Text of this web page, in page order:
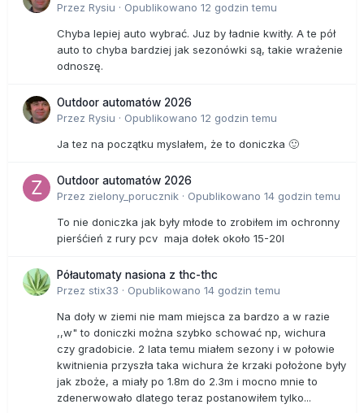
Przez Rysiu · Opublikowano 12 godzin temu
Chyba lepiej auto wybrać. Juz by ładnie kwitły. A te pół
auto to chyba bardziej jak sezonówki są, takie wrażenie
odnoszę.
Outdoor automatów 2026
Przez Rysiu · Opublikowano 12 godzin temu
Ja tez na początku myslałem, że to doniczka 🙂
Outdoor automatów 2026
Przez zielony_porucznik · Opublikowano 14 godzin temu
To nie doniczka jak były młode to zrobiłem im ochronny
pierśćień z rury pcv maja dołek około 15-20l
Półautomaty nasiona z thc-thc
Przez stix33 · Opublikowano 14 godzin temu
Na doły w ziemi nie mam miejsca za bardzo a w razie
,,w" to doniczki można szybko schować np, wichura
czy gradobicie. 2 lata temu miałem sezony i w połowie
kwitnienia przyszła taka wichura że krzaki położone były
jak zboże, a miały po 1.8m do 2.3m i mocno mnie to
zdenerwowało dlatego teraz postanowiłem tylko...